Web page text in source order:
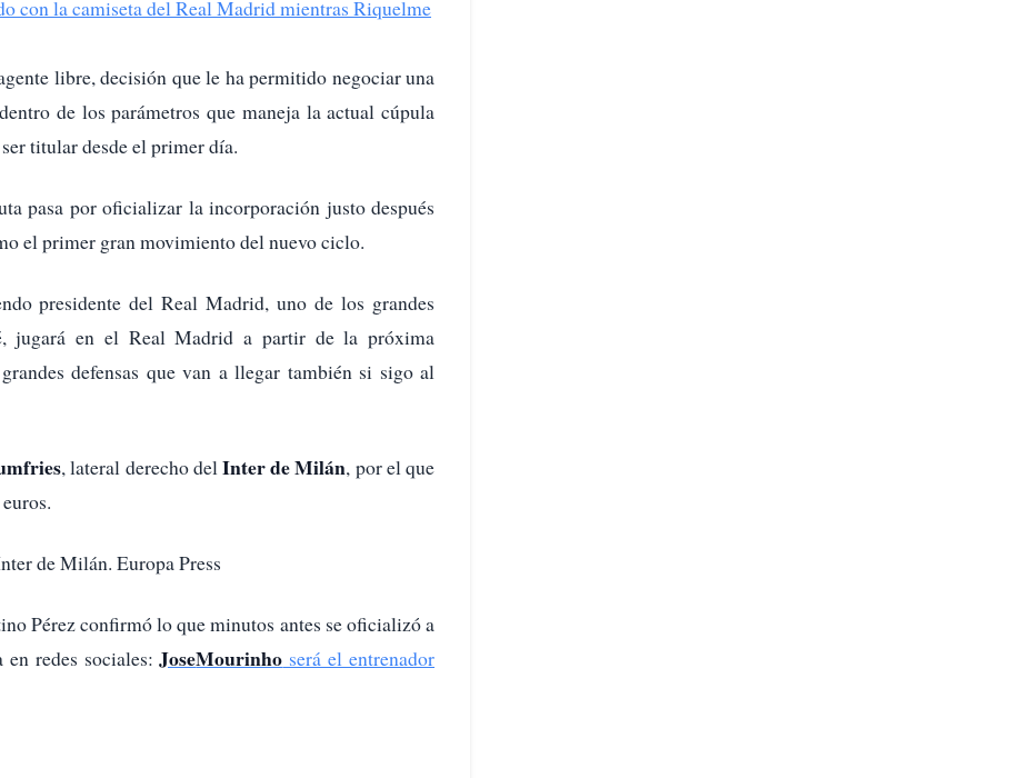
con la camiseta del Real Madrid mientras Riquelme
libre, decisión que le ha permitido negociar una
de los parámetros que maneja la actual cúpula
titular desde el primer día.
pasa por oficializar la incorporación justo después
el primer gran movimiento del nuevo ciclo.
presidente del Real Madrid, uno de los grandes
jugará en el Real Madrid a partir de la próxima
defensas que van a llegar también si sigo al
, lateral derecho delInter de Milán, por el que
de Milán. Europa Press
Pérez confirmó lo que minutos antes se oficializó a
en redes sociales:JoseMourinho será el entrenador